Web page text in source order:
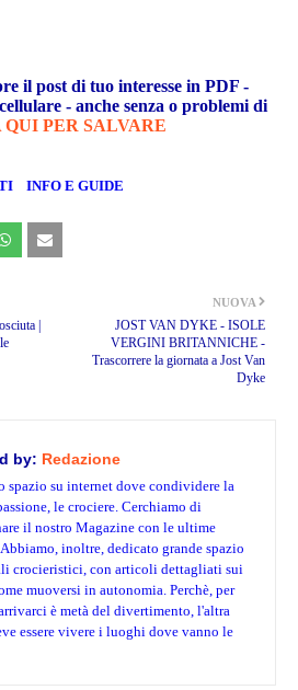
il post di tuo interesse in PDF -
- anche senza o problemi di
PER SALVARE
INFO E GUIDE
NUOVA
JOST VAN DYKE - ISOLE
VERGINI BRITANNICHE -
Trascorrere la giornata a Jost Van
Dyke
|
by: Redazione
spazio su internet dove condividere la
le crociere. Cerchiamo di
il nostro Magazine con le ultime
inoltre, dedicato grande spazio
crocieristici, con articoli dettagliati sui
muoversi in autonomia. Perchè, per
è metà del divertimento, l'altra
essere vivere i luoghi dove vanno le